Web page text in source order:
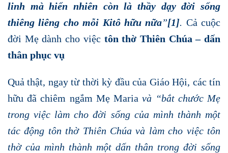
linh mà hiển nhiên còn là thầy dạy đời sống
thiêng liêng cho mỗi Kitô hữu nữa”[1]. Cả cuộc
đời Mẹ dành cho việc tôn thờ Thiên Chúa – dấn
thân phục vụ
Quả thật, ngay từ thời kỳ đầu của Giáo Hội, các tín
hữu đã chiêm ngắm Mẹ Maria và “bắt chước Mẹ
trong việc làm cho đời sống của mình thành một
tác động tôn thờ Thiên Chúa và làm cho việc tôn
thờ của mình thành một dấn thân trong đời sống